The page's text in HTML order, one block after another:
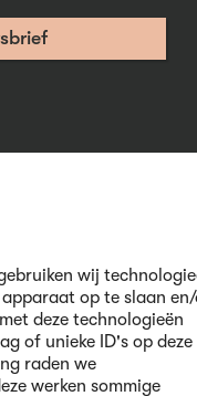
wij
op te slaan
deze technologieën
of unieke ID's op deze
raden we
werken sommige